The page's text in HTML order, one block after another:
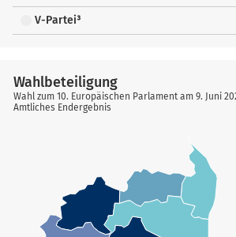
V-Partei³
Wahlbeteiligung
Wahl zum 10. Europäischen Parlament am 9. Juni
Amtliches Endergebnis